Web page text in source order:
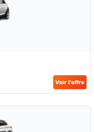
Voir l’offre